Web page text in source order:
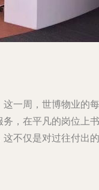
一周，世博物业的每
，在平凡的岗位上书
不仅是对过往付出的